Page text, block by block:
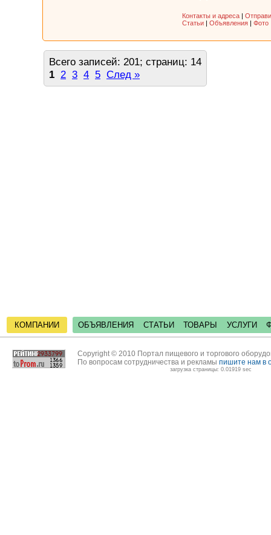
Контакты и адреса |
Статьи | Объявления | Фото
Всего записей: 201; страниц: 14
1 2 3 4 5 След »
КОМПАНИИ ОБЪЯВЛЕНИЯ СТАТЬИ ТОВАРЫ УСЛУГИ
Copyright © 2010 Портал пищевого и торгового
По вопросам сотрудничества и рекламы пишите нам в
загрузка страницы: 0.01919 sec